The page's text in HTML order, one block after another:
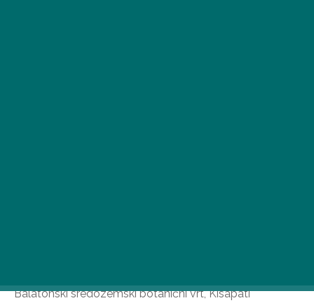
Balatonski sredozemski botanični vrt, Kisapáti